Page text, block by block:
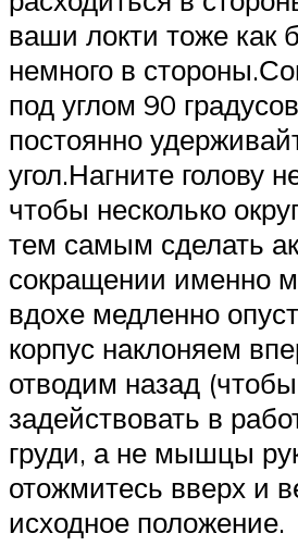
ваши локти тоже как
немного в
под углом 90
постоянно
угол.Нагните голову
чтобы несколько
тем самым сделать
сокращении именно
вдохе медленно
корпус наклоняем
отводим назад (чтобы
задействовать в
груди, а не мышцы
отожмитесь вверх и
исходное положение.